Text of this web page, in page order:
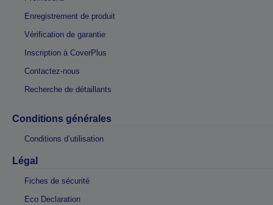
Enregistrement de produit
Vérification de garantie
Inscription à CoverPlus
Contactez-nous
Recherche de détaillants
Conditions générales
Conditions d’utilisation
Légal
Fiches de sécurité
Eco Declaration